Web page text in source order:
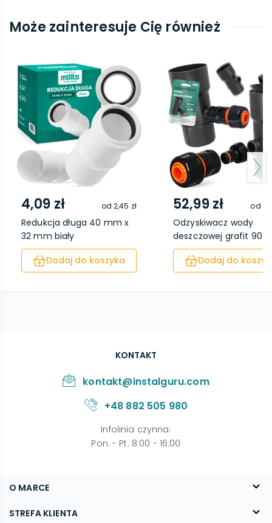
Może zainteresuje Cię również
4,09 zł od2,45 zł
Redukcja długa 40 mm x
32 mm biały
Dodaj do koszyka
52,99 zł od
Odzyskiwacz wody
deszczowej grafit 90
Dodaj do
O MARCE
O nas
STREFA KLIENTA
KONTAKT
kontakt@instalguru.com
+48 882 505 980
Infolinia czynna:
Pon. - Pt. 8:00 - 16:00